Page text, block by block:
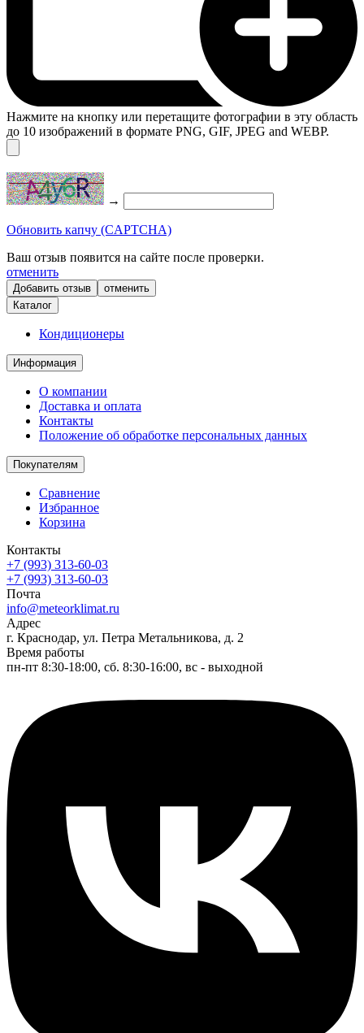
Нажмите на кнопку или перетащите фотографии в эту область
до 10 изображений в формате PNG, GIF, JPEG and WEBP.
→
Обновить капчу (CAPTCHA)
Ваш отзыв появится на сайте после проверки.
отменить
отменить
Каталог
Кондиционеры
Информация
О компании
Доставка и оплата
Контакты
Положение об обработке персональных данных
Покупателям
Сравнение
Избранное
Корзина
Контакты
+7 (993) 313-60-03
+7 (993) 313-60-03
Почта
info@meteorklimat.ru
Адрес
г. Краснодар, ул. Петра Метальникова, д. 2
Время работы
пн-пт 8:30-18:00, сб. 8:30-16:00, вс - выходной